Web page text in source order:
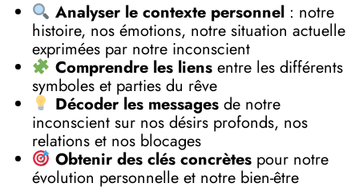
Analyser le contexte personnel: notre
histoire, nos émotions, notre situation actuelle
exprimées par notre inconscient
Comprendre les liensentre les différents
symboles et parties du rêve
Décoder les messagesde notre
inconscient sur nos désirs profonds, nos
relations et nos blocages
Obtenir des clés concrètespour notre
évolution personnelle et notre bien-être